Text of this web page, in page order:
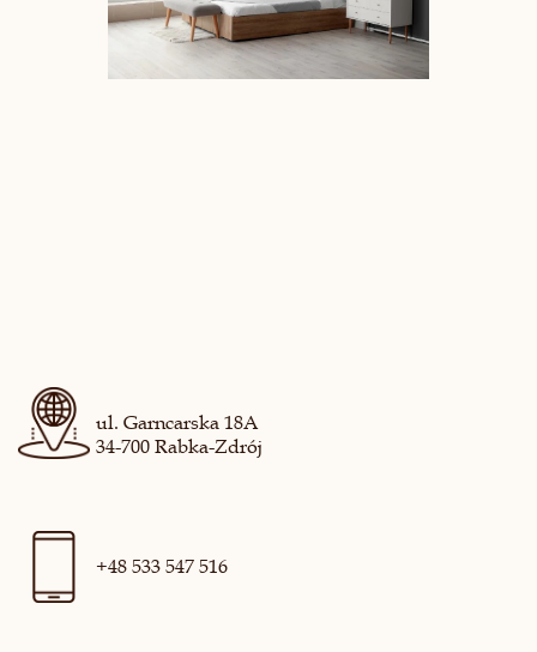
ul. Garncarska 18A
34-700 Rabka-Zdrój
+48 533 547 516